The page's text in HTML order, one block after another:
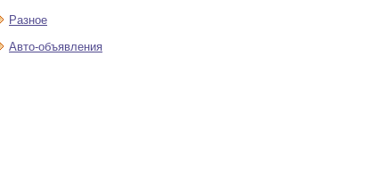
Разное
Авто-объявления